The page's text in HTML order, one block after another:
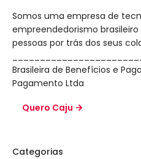
Somos uma empresa de
empreendedorismo
pessoas por trás dos seus
Brasileira de Benefícios e
Pagamento Ltda
Quero Caju
Categorias